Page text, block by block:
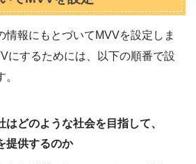
情報にもとづいてMVVを設定しま
にするためには、以下の順番で設
はどのような社会を目指して、
提供するのか